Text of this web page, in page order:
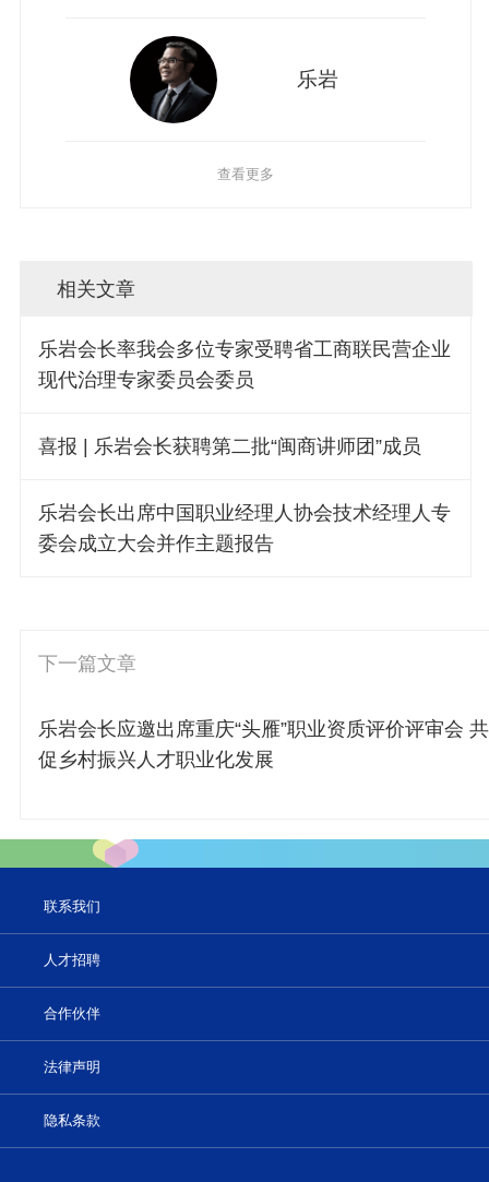
乐岩
查看更多
相关文章
乐岩会长率我会多位专家受聘省工商联民营企业
现代治理专家委员会委员
喜报 | 乐岩会长获聘第二批“闽商讲师团”成员
乐岩会长出席中国职业经理人协会技术经理人专
委会成立大会并作主题报告
下一篇文章
乐岩会长应邀出席重庆“头雁”职业资质评价评审会 共
促乡村振兴人才职业化发展
联系我们
人才招聘
合作伙伴
法律声明
隐私条款